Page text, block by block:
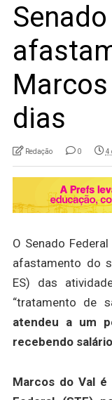
dias
Redação 0 4
O Senado
afastamento do
ES) das
“tratamento de
atendeu a um
recebendo
Marcos do Val é